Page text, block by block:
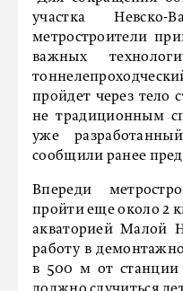
участка Невско-
метростроители
важных
пройдет через тело
не традиционным
уже
сообщили ранее
Впереди
пройти еще около 2
акваторией Малой
работу в
в 500 м от станции